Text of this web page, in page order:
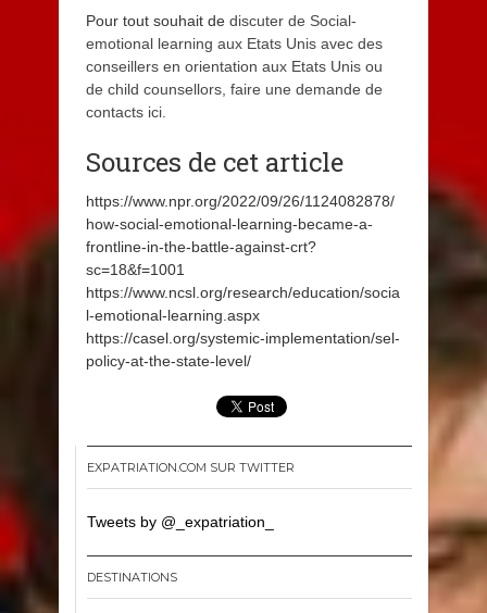
Pour tout souhait de discuter de Social-
emotional learning aux Etats Unis avec des
conseillers en orientation aux Etats Unis ou
de child counsellors, faire une demande de
contacts ici.
Sources de cet article
https://www.npr.org/2022/09/26/1124082878/
how-social-emotional-learning-became-a-
frontline-in-the-battle-against-crt?
sc=18&f=1001
https://www.ncsl.org/research/education/socia
l-emotional-learning.aspx
https://casel.org/systemic-implementation/sel-
policy-at-the-state-level/
EXPATRIATION.COM SUR TWITTER
Tweets by @_expatriation_
DESTINATIONS